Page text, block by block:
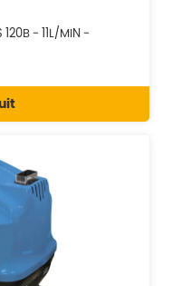
- 11L/MIN -